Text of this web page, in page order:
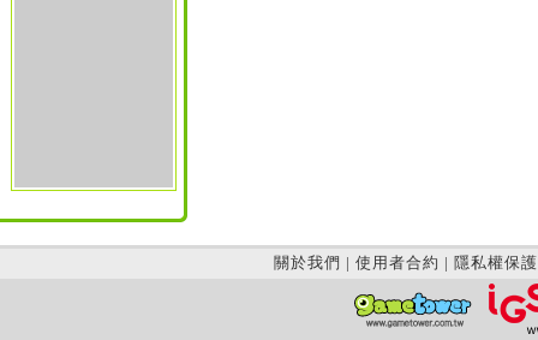
關於我們 | 使用者合約 | 隱私權保護